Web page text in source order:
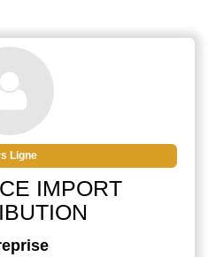
surplombant le fleuve et à
m de la plage, la Résidence
propose 20 appartements du
entièrement rénovés en 2015.
Ligne
IMPORT